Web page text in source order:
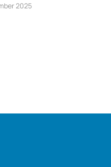
2025